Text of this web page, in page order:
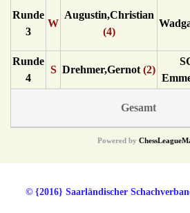
Runde
3
W
Augustin,Christian
(4)
Runde
4
S Drehmer,Gernot (2)
Gesamt
Powered by
© {2016} Saarländischer